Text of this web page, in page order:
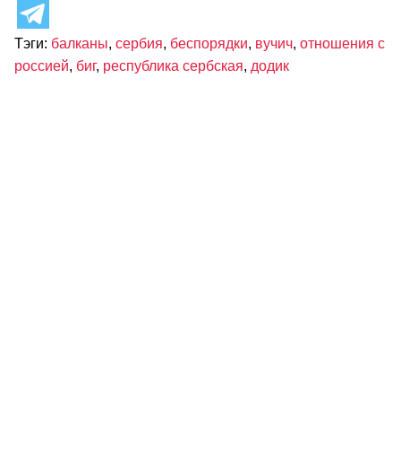
Тэги: балканы, сербия, беспорядки, вучич, отношения с
россией, биг, республика сербская, додик